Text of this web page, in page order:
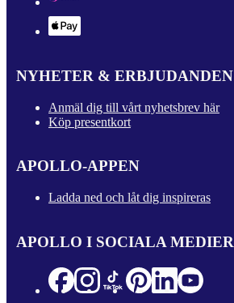
NYHETER & ERBJUDANDEN
Anmäl dig till vårt nyhetsbrev här
Köp presentkort
APOLLO-APPEN
Ladda ned och låt dig inspireras
APOLLO I SOCIALA MEDIER